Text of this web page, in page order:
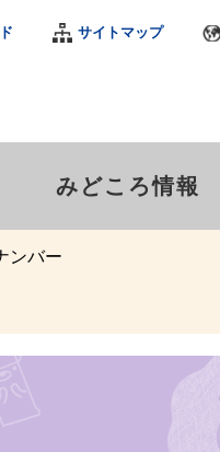
サイトマップ
みどころ情報
ンバー